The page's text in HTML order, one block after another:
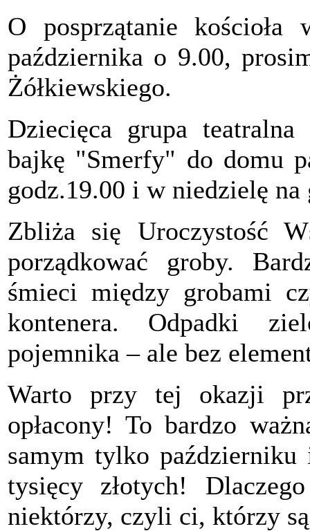
O posprzątanie
października o 9.00,
Żółkiewskiego.
Dziecięca grupa
bajkę "Smerfy" do domu
godz.19.00 i w niedzielę na
Zbliża się Uroczystość
porządkować groby.
śmieci między grobami
kontenera. Odpadki
pojemnika – ale bez
Warto przy tej okazji
opłacony! To bardzo
samym tylko
tysięcy złotych!
niektórzy, czyli ci, którzy